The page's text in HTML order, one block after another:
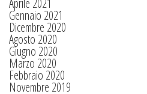
Aprile 2021
Gennaio 2021
Dicembre 2020
Agosto 2020
Giugno 2020
Marzo 2020
Febbraio 2020
Novembre 2019